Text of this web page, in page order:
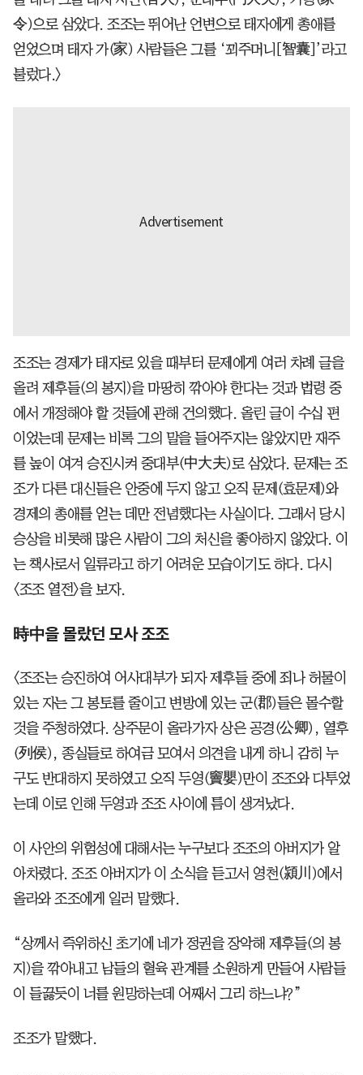
令)으로 삼았다. 조조는 뛰어난 언변으로 태자에게 총애를
얻었으며 태자 가(家) 사람들은 그를 ‘꾀주머니[智囊]’라고
불렀다.〉
조조는 경제가 태자로 있을 때부터 문제에게 여러 차례 글을
올려 제후들(의 봉지)을 마땅히 깎아야 한다는 것과 법령 중
에서 개정해야 할 것들에 관해 건의했다. 올린 글이 수십 편
이었는데 문제는 비록 그의 말을 들어주지는 않았지만 재주
를 높이 여겨 승진시켜 중대부(中大夫)로 삼았다. 문제는 조
조가 다른 대신들은 안중에 두지 않고 오직 문제(효문제)와
경제의 총애를 얻는 데만 전념했다는 사실이다. 그래서 당시
승상을 비롯해 많은 사람이 그의 처신을 좋아하지 않았다. 이
는 책사로서 일류라고 하기 어려운 모습이기도 하다. 다시
〈조조 열전〉을 보자.
時中을 몰랐던 모사 조조
〈조조는 승진하여 어사대부가 되자 제후들 중에 죄나 허물이
있는 자는 그 봉토를 줄이고 변방에 있는 군(郡)들은 몰수할
것을 주청하였다. 상주문이 올라가자 상은 공경(公卿), 열후
(列侯), 종실들로 하여금 모여서 의견을 내게 하니 감히 누
구도 반대하지 못하였고 오직 두영(竇嬰)만이 조조와 다투었
는데 이로 인해 두영과 조조 사이에 틈이 생겨났다.
이 사안의 위험성에 대해서는 누구보다 조조의 아버지가 알
아차렸다. 조조 아버지가 이 소식을 듣고서 영천(潁川)에서
올라와 조조에게 일러 말했다.
“상께서 즉위하신 초기에 네가 정권을 장악해 제후들(의 봉
지)을 깎아내고 남들의 혈육 관계를 소원하게 만들어 사람들
이 들끓듯이 너를 원망하는데 어째서 그리 하느냐?”
조조가 말했다.